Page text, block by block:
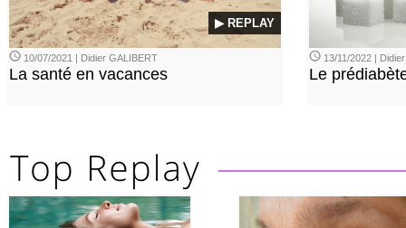
▶ REPLAY
10/07/2021 | Didier GALIBERT
La santé en vacances
13/11/2022 |
Le